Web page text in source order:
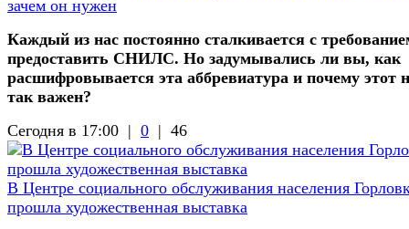
зачем он нужен
Каждый из нас постоянно сталкивается с
предоставить СНИЛС. Но задумывались ли вы, как
расшифровывается эта аббревиатура и почему этот
так важен?
Сегодня в 17:00 | 0 | 46
В Центре социального обслуживания населения
прошла художественная выставка